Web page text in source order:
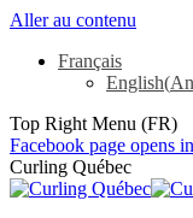
Aller au contenu
Français
English(
Top Right Menu (FR)
Facebook page opens
Curling Québec